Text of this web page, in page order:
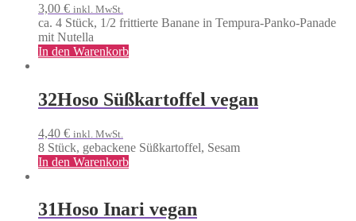
3,00 € inkl. MwSt.
ca. 4 Stück, 1/2 frittierte Banane in Tempura-Panko-Panade
mit Nutella
In den Warenkorb
32Hoso Süßkartoffel vegan
4,40 € inkl. MwSt.
8 Stück, gebackene Süßkartoffel, Sesam
In den Warenkorb
31Hoso Inari vegan